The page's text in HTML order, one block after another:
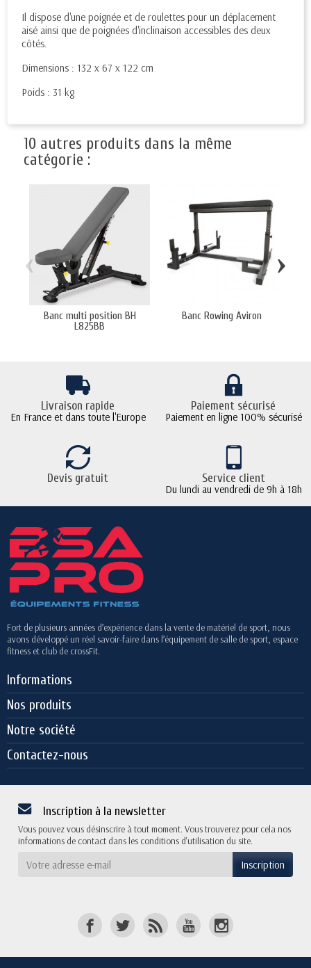
Il dispose d'une poignée et de roulettes pour un déplacement
aisé ainsi que de poignées d'inclinaison accessibles des deux
côtés.
Dimensions : 132 x 67 x 122 cm
Poids : 31 kg
10 autres produits dans la même
catégorie :
Banc multi position BH
L825BB
Banc Rowing Aviron
‹ ›
Livraison rapide
En France et dans toute l'Europe
Paiement sécurisé
Paiement en ligne 100% sécurisé
Devis gratuit Service client
Du lundi au vendredi de 9h à 18h
Fort de plusieurs années d’expérience dans la vente de matériel de sport, nous
avons développé un réel savoir-faire dans l’équipement de salle de sport, espace
fitness et club de crossFit.
Informations
Nos produits
Notre société
Contactez-nous
Inscription à la newsletter
Vous pouvez vous désinscrire à tout moment. Vous trouverez pour cela nos
informations de contact dans les conditions d'utilisation du site.